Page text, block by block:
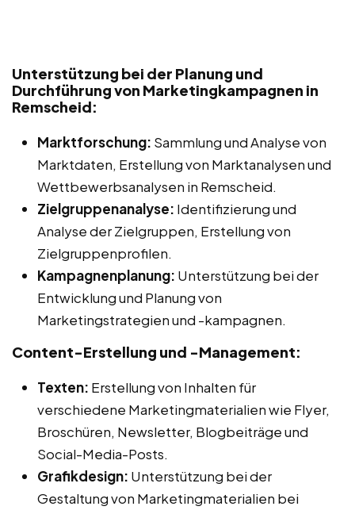
Unterstützung bei der Planung und
Durchführung von Marketingkampagnen in
Remscheid:
Marktforschung: Sammlung und Analyse von
Marktdaten, Erstellung von Marktanalysen und
Wettbewerbsanalysen in Remscheid.
Zielgruppenanalyse: Identifizierung und
Analyse der Zielgruppen, Erstellung von
Zielgruppenprofilen.
Kampagnenplanung: Unterstützung bei der
Entwicklung und Planung von
Marketingstrategien und -kampagnen.
Content-Erstellung und -Management:
Texten: Erstellung von Inhalten für
verschiedene Marketingmaterialien wie Flyer,
Broschüren, Newsletter, Blogbeiträge und
Social-Media-Posts.
Grafikdesign: Unterstützung bei der
Gestaltung von Marketingmaterialien bei